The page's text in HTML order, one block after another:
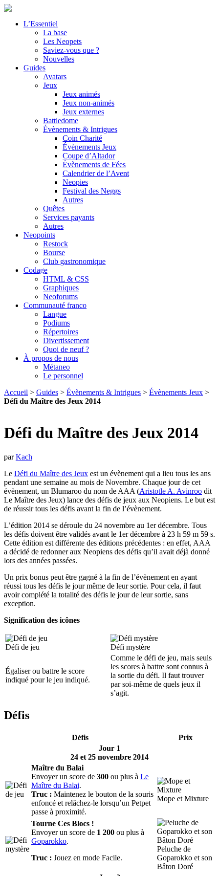
L’Essentiel
La base
Les Neopets
Saviez-vous que ?
Nouvelles
Guides
Avatars
Jeux
Jeux animés
Jeux non-animés
Jeux externes
Battledome
Évènements & Intrigues
Coin Charité
Évènements Jeux
Coupe d’Altador
Évènements de Fées
Calendrier de l’Avent
Neopies
Festival des Neggs
Autres
Quêtes
Services payants
Autres
Neopoints
Restock
Bourse
Club gastronomique
Codage
HTML & CSS
Graphiques
Neoforums
Communauté franco
Langue
Podiums
Répertoires
Divertissement
Quoi de neuf ?
À propos de nous
Métaneo
Le personnel
Accueil > Guides > Évènements & Intrigues > Évènements Jeux >
Défi du Maître des Jeux 2014
Défi du Maître des Jeux 2014
parKach
Le Défi du Maître des Jeux est un évènement qui a lieu tous les ans
pendant une semaine au mois de Novembre. Chaque jour de cet
évènement, un Blumaroo du nom de AAA (Aristotle A. Avinroo dit
Le Maître des Jeux) lance des défis de jeux aux Neopiens. Le but est
de réussir tous les défis avant la fin de l’évènement.
L’édition 2014 se déroule du 24 novembre au 1er décembre. Tous
les défis doivent être validés avant le 1er décembre à 23 h 59 m 59 s.
Cette édition est différente des éditions précédentes : en effet, AAA
a décidé de redonner aux Neopiens des défis qu’il avait déjà donné
lors des années passées.
Un prix bonus peut être gagné à la fin de l’évènement en ayant
réussi tous les défis le jour même de leur sortie. Pour cela, il faut
avoir complété la totalité des défis le jour de leur sortie, sans
exception.
Signification des icônes
Défi de jeu Défi mystère
Égaliser ou battre le score
indiqué pour le jeu indiqué.
Comme le défi de jeu, mais seuls
les scores à battre sont connus à
la sortie du défi. Il faut trouver
par soi-même de quels jeux il
s’agit.
Défis
Défis
Prix
Jour 1
24 et 25 novembre 2014
Maître du Balai
Envoyer un score de 300 ou plus à Le
Maître du Balai.
Truc : Maintenez le bouton de la souris
enfoncé et relâchez-le lorsqu’un Petpet
passe à proximité.
Mope et Mixture
Tourne Ces Blocs !
Envoyer un score de 1 200 ou plus à
Goparokko.
Truc : Jouez en mode Facile.
Peluche de
Goparokko et son
Bâton Doré